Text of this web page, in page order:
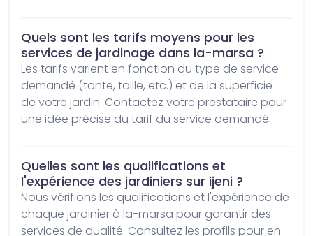
Quels sont les tarifs moyens pour les
services de jardinage dans la-marsa ?
Les tarifs varient en fonction du type de service
demandé (tonte, taille, etc.) et de la superficie
de votre jardin. Contactez votre prestataire pour
une idée précise du tarif du service demandé.
Quelles sont les qualifications et
l'expérience des jardiniers sur ijeni ?
Nous vérifions les qualifications et l'expérience de
chaque jardinier à la-marsa pour garantir des
services de qualité. Consultez les profils pour en